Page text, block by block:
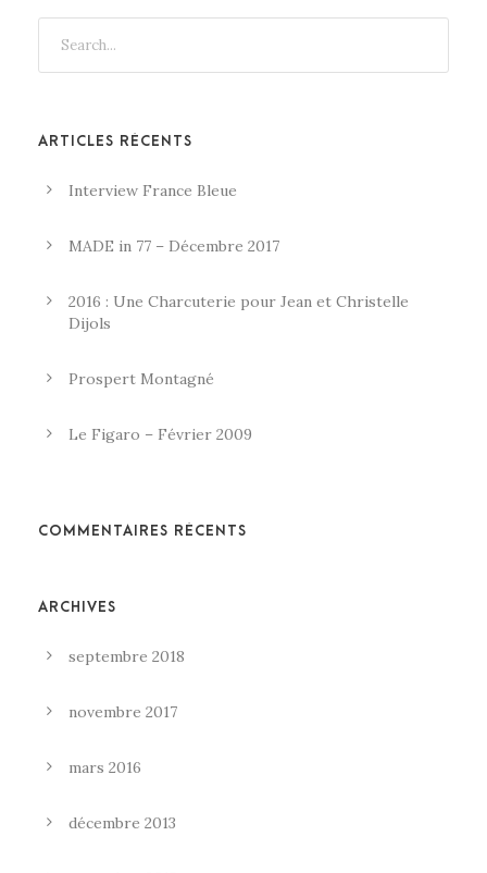
ARTICLES RÉCENTS
Interview France Bleue
MADE in 77 – Décembre 2017
2016 : Une Charcuterie pour Jean et Christelle
Dijols
Prospert Montagné
Le Figaro – Février 2009
COMMENTAIRES RÉCENTS
ARCHIVES
septembre 2018
novembre 2017
mars 2016
décembre 2013